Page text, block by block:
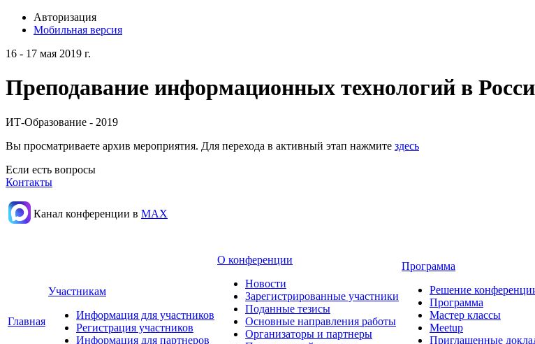
Авторизация
Мобильная версия
16 - 17 мая 2019 г.
Преподавание информационных технологий в
ИТ-Образование - 2019
Вы просматриваете архив мероприятия. Для перехода в активный этап нажмите здесь
Если есть вопросы
Контакты
Канал конференции в МАХ
Главная
Участникам
Информация для участников
Регистрация участников
Информация для партнеров
О конференции
Новости
Зарегистрированные участники
Поданные тезисы
Основные направления работы
Организаторы и партнеры
Программа
Решение
Программа
Мастер классы
Meetup
Приглашенные